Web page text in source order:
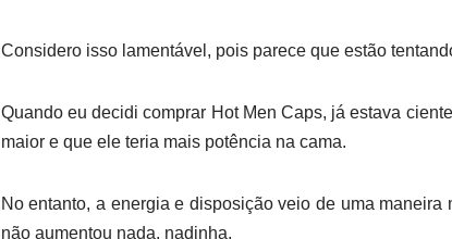
Considero isso lamentável, pois parece que estão
Quando eu decidi comprar Hot Men Caps, já estava
maior e que ele teria mais potência na cama.
No entanto, a energia e disposição veio de uma
não aumentou nada, nadinha.